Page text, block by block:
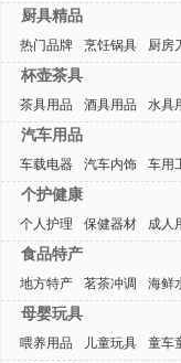
厨具精品
热门品牌 烹饪锅具 厨房
杯壶茶具
茶具用品 酒具用品 水具
汽车用品
车载电器 汽车内饰 车用
个护健康
个人护理 保健器材 成人
食品特产
地方特产 茗茶冲调 海鲜
母婴玩具
喂养用品 儿童玩具 童车